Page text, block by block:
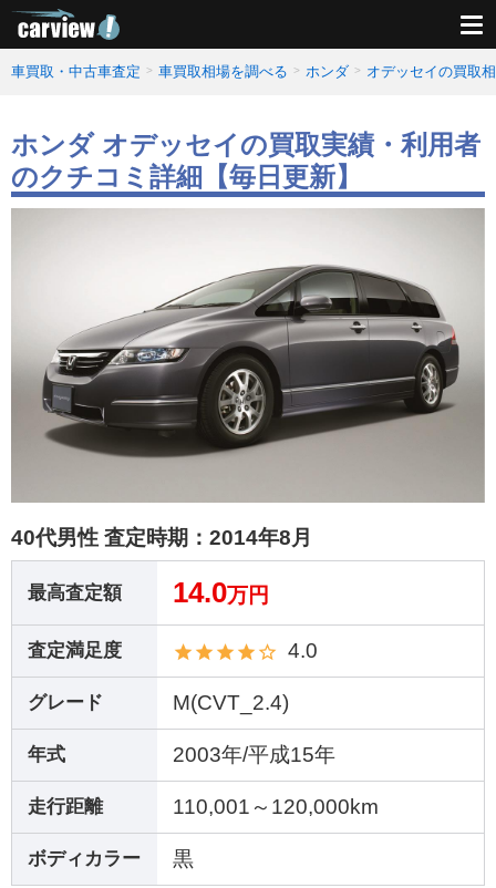
車買取・中古車査定 車買取相場を調べる ホンダ オデッセイの買取
ホンダ オデッセイの買取実績・利用者
のクチコミ詳細【毎日更新】
40代男性 査定時期： 2014年8月
最高査定額 14.0万円
査定満足度 4.0
グレード M(CVT_2.4)
年式 2003年/平成15年
走行距離 110,001～120,000km
ボディカラー 黒